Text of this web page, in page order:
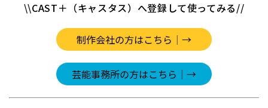
\\CAST＋（キャスタス）へ登録して使ってみる//